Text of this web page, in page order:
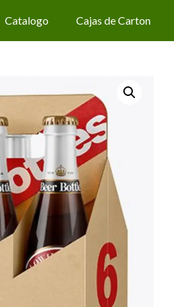
Catalogo Cajas de Carton